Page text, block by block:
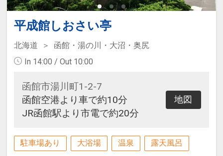
平成館しおさい亭
北海道
函館・湯の川・大沼・奥尻
In 14:00 / Out 10:00
函館市湯川町1-2-7
函館空港より車で約10分
JR函館駅より市電で約20分
地図
駐車場あり 大浴場 温泉 露天風呂